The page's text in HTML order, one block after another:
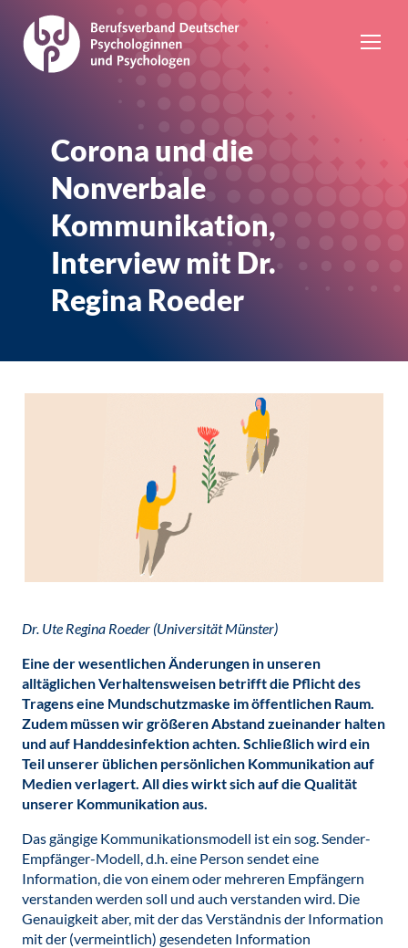
Corona und die
Nonverbale
Kommunikation,
Interview mit Dr.
Regina Roeder
Dr. Ute Regina Roeder (Universität Münster)
Eine der wesentlichen Änderungen in unseren
alltäglichen Verhaltensweisen betrifft die Pflicht des
Tragens eine Mundschutzmaske im öffentlichen Raum.
Zudem müssen wir größeren Abstand zueinander halten
und auf Handdesinfektion achten. Schließlich wird ein
Teil unserer üblichen persönlichen Kommunikation auf
Medien verlagert. All dies wirkt sich auf die Qualität
unserer Kommunikation aus.
Das gängige Kommunikationsmodell ist ein sog. Sender-
Empfänger-Modell, d.h. eine Person sendet eine
Information, die von einem oder mehreren Empfängern
verstanden werden soll und auch verstanden wird. Die
Genauigkeit aber, mit der das Verständnis der Information
mit der (vermeintlich) gesendeten Information